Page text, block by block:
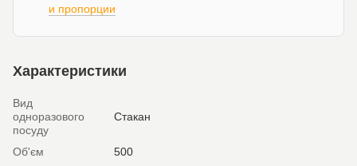
и пропорции
Характеристики
Вид
одноразового
посуду
Стакан
Об'єм
500